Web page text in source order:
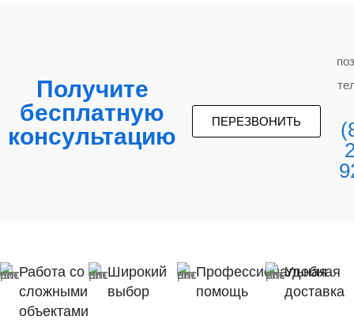
Получите
бесплатную
консультацию
ПЕРЕЗВОНИТЬ
Работа со
сложными
объектами
Широкий
выбор
Профессиональная
помощь
Удобная
доставка